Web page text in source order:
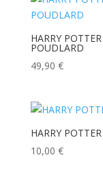
HARRY
POUDLARD
49,90 €
HARRY
10,00 €